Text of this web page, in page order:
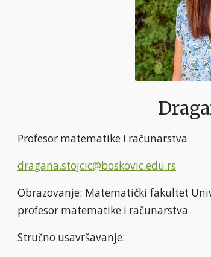
Profesor matematike i računarstva
dragana.stojcic@boskovic.edu.rs
Obrazovanje: Matematički fakultet
profesor matematike i računarstva
Stručno usavršavanje: